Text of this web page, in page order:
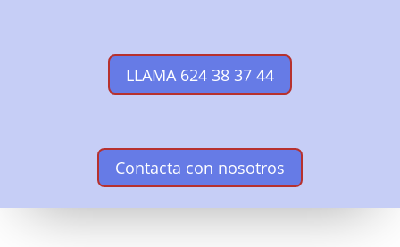
LLAMA 624 38 37 44
Contacta con nosotros